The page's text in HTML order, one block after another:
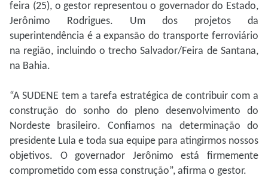
feira (25), o gestor representou o governador do Estado,
Jerônimo Rodrigues. Um dos projetos da
superintendência é a expansão do transporte ferroviário
na região, incluindo o trecho Salvador/Feira de Santana,
na Bahia.
“A SUDENE tem a tarefa estratégica de contribuir com a
construção do sonho do pleno desenvolvimento do
Nordeste brasileiro. Confiamos na determinação do
presidente Lula e toda sua equipe para atingirmos nossos
objetivos. O governador Jerônimo está firmemente
comprometido com essa construção”, afirma o gestor.